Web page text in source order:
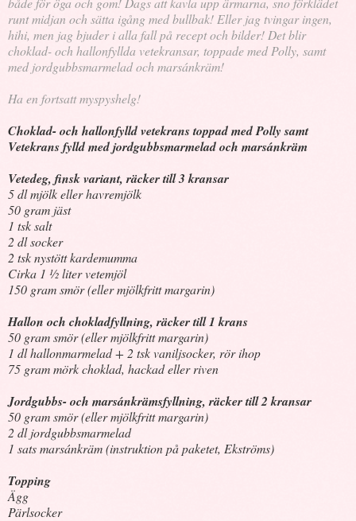
runt midjan och sätta igång med bullbak! Eller jag tvingar ingen,
hihi, men jag bjuder i alla fall på recept och bilder! Det blir
choklad- och hallonfyllda vetekransar, toppade med Polly, samt
med jordgubbsmarmelad och marsánkräm!
Ha en fortsatt myspyshelg!
Choklad- och hallonfylld vetekrans toppad med Polly samt
Vetekrans fylld med jordgubbsmarmelad och marsánkräm
Vetedeg, finsk variant, räcker till 3 kransar
5 dl mjölk eller havremjölk
50 gram jäst
1 tsk salt
2 dl socker
2 tsk nystött kardemumma
Cirka 1 ½ liter vetemjöl
150 gram smör (eller mjölkfritt margarin)
Hallon och chokladfyllning, räcker till 1 krans
50 gram smör (eller mjölkfritt margarin)
1 dl hallonmarmelad + 2 tsk vaniljsocker, rör ihop
75 gram mörk choklad, hackad eller riven
Jordgubbs- och marsánkrämsfyllning, räcker till 2 kransar
50 gram smör (eller mjölkfritt margarin)
2 dl jordgubbsmarmelad
1 sats marsánkräm (instruktion på paketet, Ekströms)
Topping
Ägg
Pärlsocker